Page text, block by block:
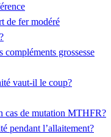
de fer modéré
grossesse
vaut-il le coup?
cas de mutation MTHFR?
pendant l’allaitement?